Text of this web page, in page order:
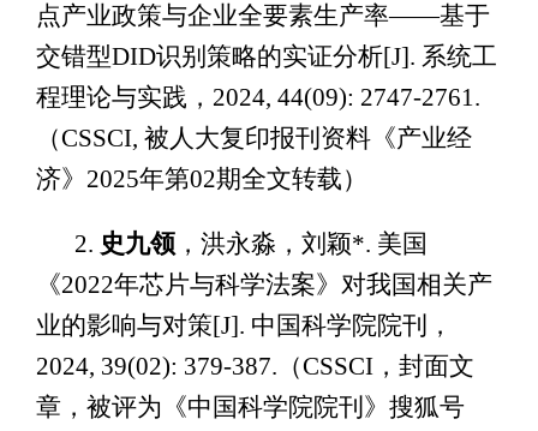
点产业政策与企业全要素生产率——基于
交错型DID识别策略的实证分析[J]. 系统工
程理论与实践，2024, 44(09): 2747-2761.
（CSSCI, 被人大复印报刊资料《产业经
济》2025年第02期全文转载）
2. 史九领 ，洪永淼，刘颖*. 美国
《2022年芯片与科学法案》对我国相关产
业的影响与对策[J]. 中国科学院院刊，
2024, 39(02): 379-387.（CSSCI，封面文
章，被评为《中国科学院院刊》搜狐号